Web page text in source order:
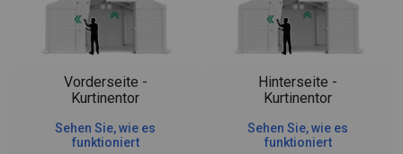
Vorderseite -
Kurtinentor
Sehen Sie, wie es
funktioniert
Hinterseite -
Kurtinentor
Sehen Sie, wie es
funktioniert